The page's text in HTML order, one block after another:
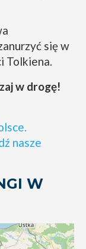
się w
Tolkiena.
w drogę!
nasze
W